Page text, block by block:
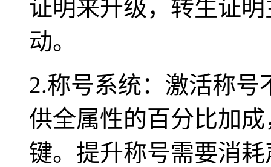
证明来升级，转生证
动。
2.称号系统：激活称
供全属性的百分比加
键。提升称号需要消